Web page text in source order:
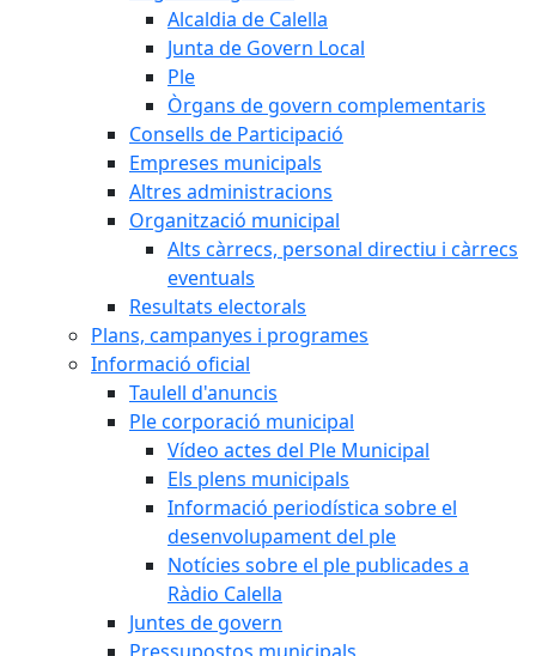
Alcaldia de Calella
Junta de Govern Local
Ple
Òrgans de govern complementaris
Consells de Participació
Empreses municipals
Altres administracions
Organització municipal
Alts càrrecs, personal directiu i càrrecs
eventuals
Resultats electorals
Plans, campanyes i programes
Informació oficial
Taulell d'anuncis
Ple corporació municipal
Vídeo actes del Ple Municipal
Els plens municipals
Informació periodística sobre el
desenvolupament del ple
Notícies sobre el ple publicades a
Ràdio Calella
Juntes de govern